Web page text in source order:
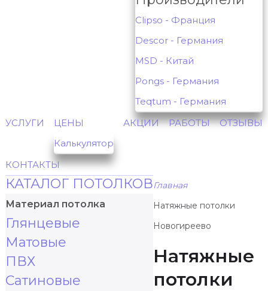
Clipso - Франция
Descor - Германия
MSD - Китай
Pongs - Германия
Teqtum - Германия
УСЛУГИ
ЦЕНЫ
Калькулятор
АКЦИИ РАБОТЫ ОТЗЫВЫ
КОНТАКТЫ
КАТАЛОГ ПОТОЛКОВ
Материал потолка
Глянцевые
Матовые
ПВХ
Сатиновые
Главная
Натяжные потолки
Новогиреево
Натяжные
потолки